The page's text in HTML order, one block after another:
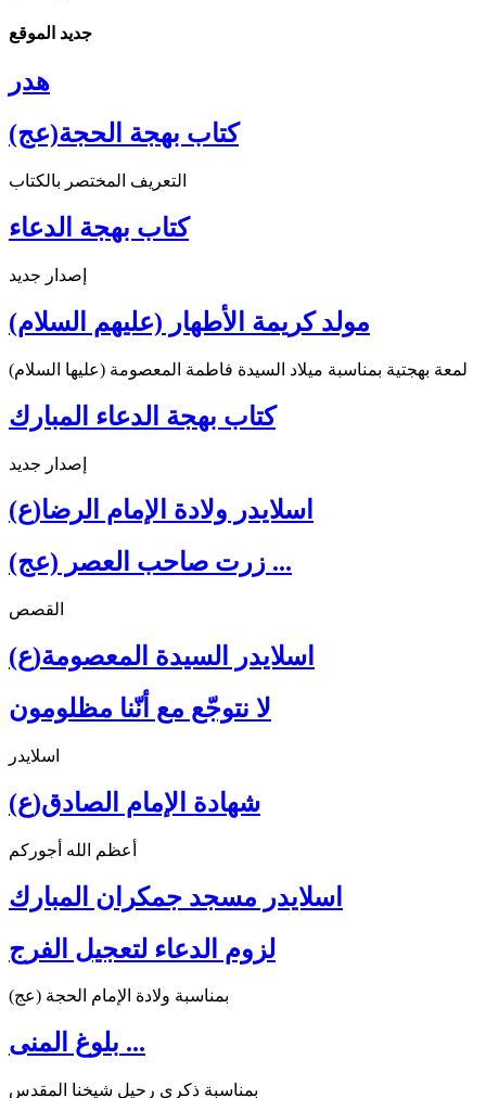
جديد الموقع
هدر
كتاب بهجة الحجة(عج)
التعريف المختصر بالكتاب
كتاب بهجة الدعاء
إصدار جديد
مولد كريمة الأطهار (عليهم السلام)
لمعة بهجتية بمناسبة ميلاد السيدة فاطمة المعصومة (عليها السلام)
كتاب بهجة الدعاء المبارك
إصدار جديد
اسلايدر ولادة الإمام الرضا(ع)
زرت صاحب العصر (عج) ...
القصص
اسلايدر السيدة المعصومة(ع)
لا نتوجّع مع أنّنا مظلومون
اسلايدر
شهادة الإمام الصادق(ع)
أعظم الله أجوركم
اسلايدر مسجد جمكران المبارك
لزوم الدعاء لتعجيل الفرج
بمناسبة ولادة الإمام الحجة (عج)
بلوغ المنى ...
بمناسبة ذكرى رحيل شيخنا المقدس